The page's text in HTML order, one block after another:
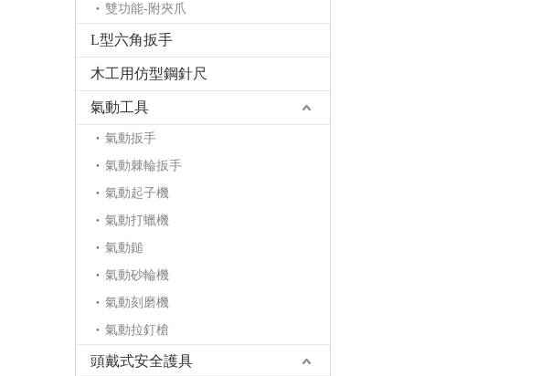
雙功能-附夾爪
L型六角扳手
木工用仿型鋼針尺
氣動工具
氣動扳手
氣動棘輪扳手
氣動起子機
氣動打蠟機
氣動鎚
氣動砂輪機
氣動刻磨機
氣動拉釘槍
頭戴式安全護具